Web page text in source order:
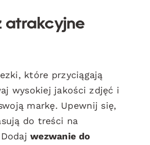
atrakcyjne
które przyciągają
wysokiej jakości zdjęć i
markę. Upewnij się,
do treści na
Dodajwezwanie do